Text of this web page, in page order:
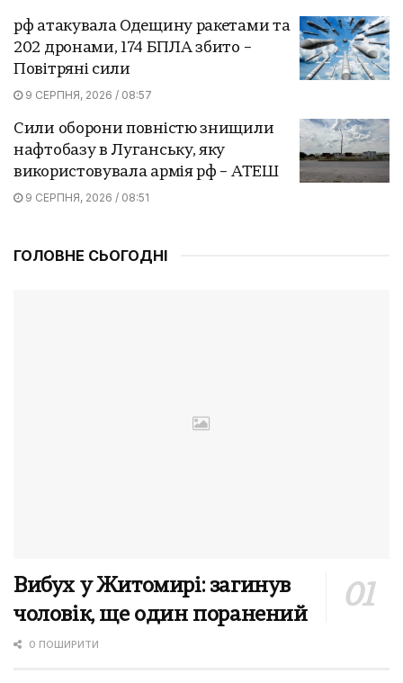
рф атакувала Одещину ракетами та
202 дронами, 174 БПЛА збито –
Повітряні сили
9 СЕРПНЯ, 2026 / 08:57
Сили оборони повністю знищили
нафтобазу в Луганську, яку
використовувала армія рф – АТЕШ
9 СЕРПНЯ, 2026 / 08:51
ГОЛОВНЕ СЬОГОДНІ
Вибух у Житомирі: загинув
чоловік, ще один поранений
0 ПОШИРИТИ